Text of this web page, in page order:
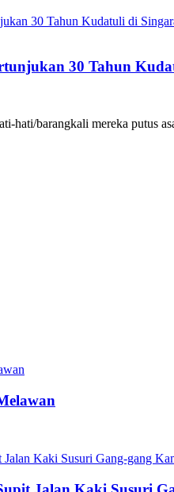
30 Tahun
hati/barangkali mereka putus